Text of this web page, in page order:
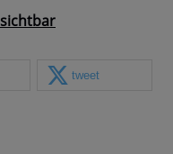
sichtbar
tweet